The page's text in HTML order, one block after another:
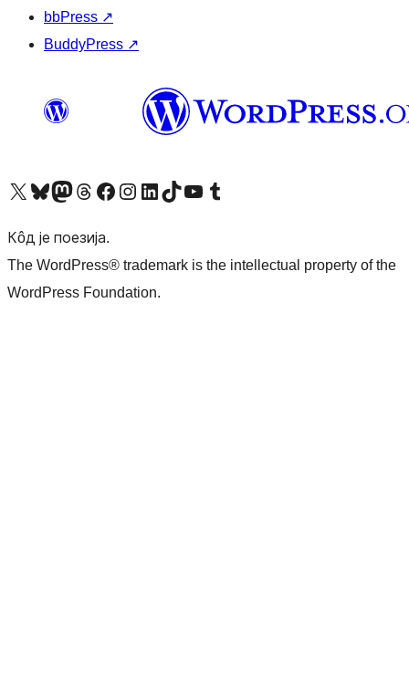
bbPress ↗
BuddyPress ↗
Visit our X (formerly Twitter) account
Посетите наш Bluesky налог
Visit our Mastodon account
Посетите наш налог на Threads-у Visit our Facebook pageПосетите наш Инстаграм налог
Visit our LinkedIn account
Посетите наш TikTok налог
Visit our YouTube channel
Посетите наш Tumblr налог
Кôд је поезија.
The WordPress® trademark is the intellectual property of the
WordPress Foundation.